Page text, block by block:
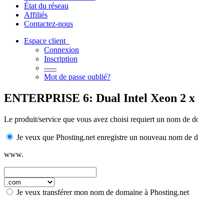
État du réseau
Affiliés
Contactez-nous
Espace client
Connexion
Inscription
-----
Mot de passe oublié?
ENTERPRISE 6: Dual Intel Xeon 2
Le produit/service que vous avez choisi requiert un nom de
Je veux que Phosting.net enregistre un nouveau nom de
www.
Je veux transférer mon nom de domaine à Phosting.net